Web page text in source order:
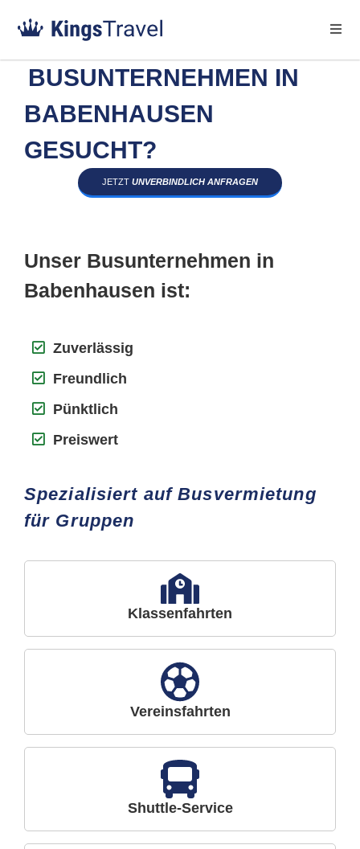
BUSUNTERNEHMEN IN
BABENHAUSEN
GESUCHT?
JETZT UNVERBINDLICH ANFRAGEN
Unser Busunternehmen in
Babenhausen ist:
Zuverlässig
Freundlich
Pünktlich
Preiswert
Spezialisiert auf Busvermietung
für Gruppen
Klassenfahrten
Vereinsfahrten
Shuttle-Service